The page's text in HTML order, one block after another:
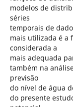
modelos de
séries
temporais de
mais utilizada é a
considerada a
mais adequada
também na
previsão
do nível de água
do presente